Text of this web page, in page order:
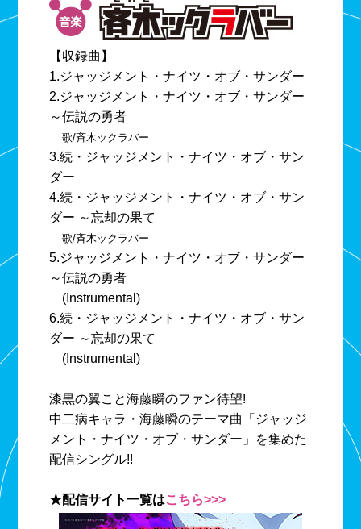
【収録曲】
1.ジャッジメント・ナイツ・オブ・サンダー
2.ジャッジメント・ナイツ・オブ・サンダー
～伝説の勇者
歌/斉木ックラバー
3.続・ジャッジメント・ナイツ・オブ・サン
ダー
4.続・ジャッジメント・ナイツ・オブ・サン
ダー ～忘却の果て
歌/斉木ックラバー
5.ジャッジメント・ナイツ・オブ・サンダー
～伝説の勇者
(Instrumental)
6.続・ジャッジメント・ナイツ・オブ・サン
ダー ～忘却の果て
(Instrumental)
漆黒の翼こと海藤瞬のファン待望!
中二病キャラ・海藤瞬のテーマ曲「ジャッジ
メント・ナイツ・オブ・サンダー」を集めた
配信シングル!!
★配信サイト一覧はこちら>>>